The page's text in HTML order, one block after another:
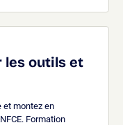
les outils et
et montez en
Formation